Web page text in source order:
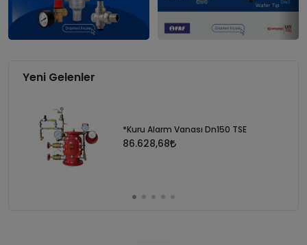
Yeni Gelenler
*Kuru Alarm Vanası Dn150 TSE
86.628,68